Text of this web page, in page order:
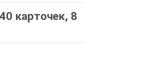
карточек, 8